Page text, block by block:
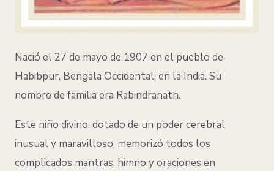
Nació el 27 de mayo de 1907 en el pueblo de
Habibpur, Bengala Occidental, en la India. Su
nombre de familia era Rabindranath.
Este niño divino, dotado de un poder cerebral
inusual y maravilloso, memorizó todos los
complicados mantras, himno y oraciones en